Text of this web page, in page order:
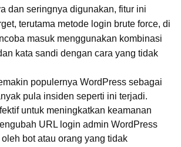
dan seringnya digunakan, fitur ini
terutama metode login brute force, di
masuk menggunakan kombinasi
kata sandi dengan cara yang tidak
populernya WordPress sebagai
pula insiden seperti ini terjadi.
untuk meningkatkan keamanan
URL login admin WordPress
bot atau orang yang tidak